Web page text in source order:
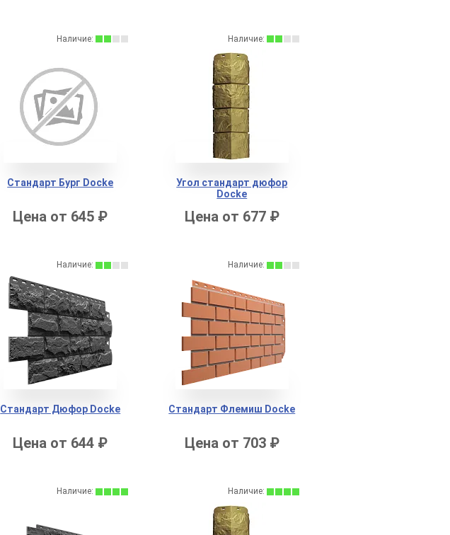
Наличие:
Стандарт Бург Docke
Цена от 645 ₽
Наличие:
Угол стандарт дюфор
Docke
Цена от 677 ₽
Наличие:
Стандарт Дюфор Docke
Цена от 644 ₽
Наличие:
Стандарт Флемиш Docke
Цена от 703 ₽
Наличие: Наличие: